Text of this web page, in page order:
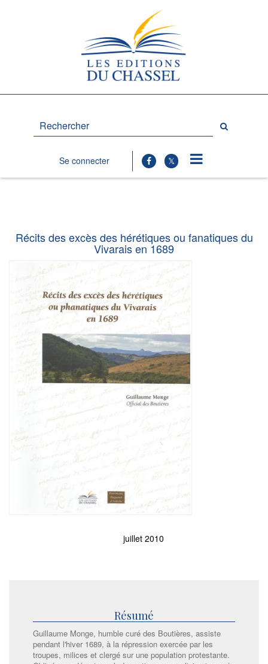
le
site
Se connecter
Récits des excès des hérétiques ou fanatiques du
Vivarais en 1689
juillet 2010
Résumé
Guillaume Monge, humble curé des Boutières, assiste
pendant l'hiver 1689, à la répression exercée par les
troupes, milices et clergé sur une population protestante.